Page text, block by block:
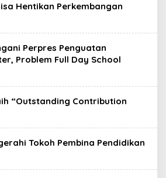
Hentikan Perkembangan
Perpres Penguatan
Problem Full Day School
“Outstanding Contribution
Tokoh Pembina Pendidikan